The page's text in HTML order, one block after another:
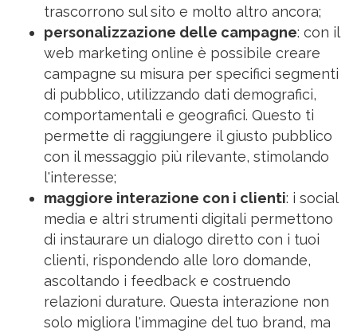
trascorrono sul sito e molto altro ancora;
personalizzazione delle campagne: con il
web marketing online è possibile creare
campagne su misura per specifici segmenti
di pubblico, utilizzando dati demografici,
comportamentali e geografici. Questo ti
permette di raggiungere il giusto pubblico
con il messaggio più rilevante, stimolando
l'interesse;
maggiore interazione con i clienti: i social
media e altri strumenti digitali permettono
di instaurare un dialogo diretto con i tuoi
clienti, rispondendo alle loro domande,
ascoltando i feedback e costruendo
relazioni durature. Questa interazione non
solo migliora l'immagine del tuo brand, ma